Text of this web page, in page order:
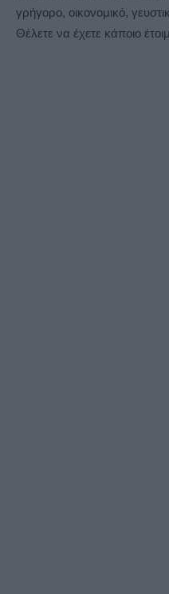
γρήγορο, οικονομικό,
Θέλετε να έχετε κάποιο